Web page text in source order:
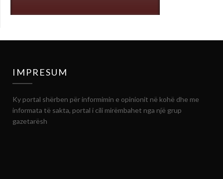
IMPRESUM
Ky portal shërben për informimin e opinionit në kohë dhe me
informata të sakta, portal i cili mirëmbahet nga një grup
gazetarësh